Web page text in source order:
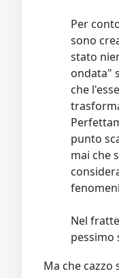
Per
sono
stato
ondata"
che
punto
mai che
Nel
pessimo
Ma che cazzo